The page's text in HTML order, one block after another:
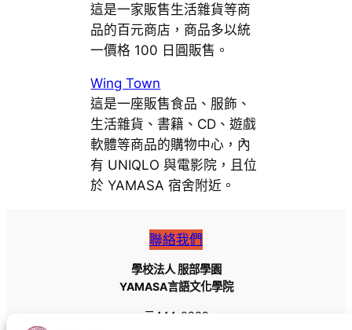
這是一家販售生活雜貨等商
品的百元商店，商品多以統
一價格 100 日圓販售。
Wing Town
這是一座販售食品、服飾、
生活雜貨、書籍、CD、遊戲
軟體等商品的購物中心，內
有 UNIQLO 與電影院，且位
於 YAMASA 宿舍附近。
聯絡我們
學校法人 服部學園
YAMASA言語文化學院
〒444-0832